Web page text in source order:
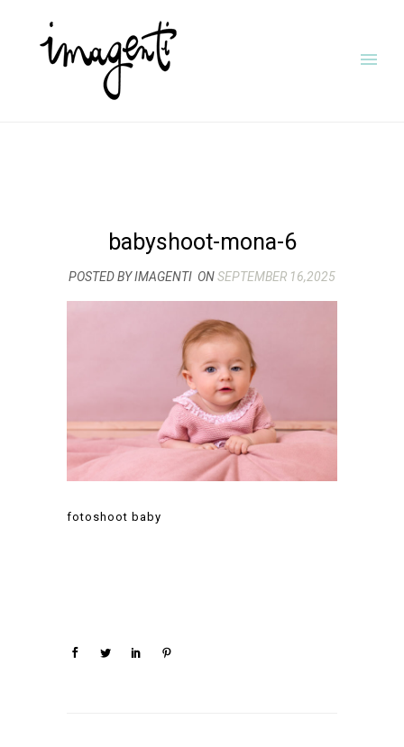
babyshoot-mona-6
POSTED BY IMAGENTI ONSEPTEMBER 16,2025
fotoshoot baby